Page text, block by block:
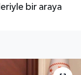
bir araya